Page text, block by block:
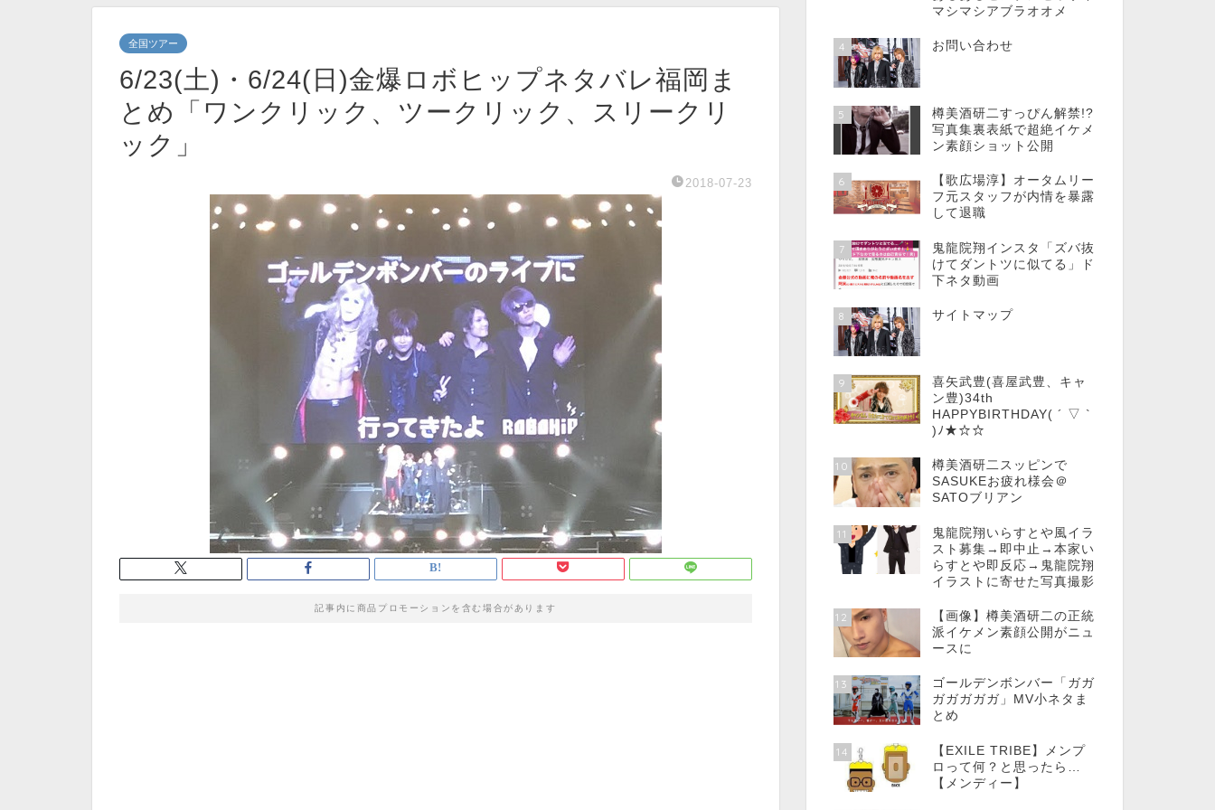
全国ツアー
6/23(土)・6/24(日)金爆ロボヒップネタバレ福岡ま
とめ「ワンクリック、ツークリック、スリークリ
ック」
2018-07-23
記事内に商品プロモーションを含む場合があります
マシマシアブラオオメ
4 お問い合わせ
5
樽美酒研二すっぴん解禁!?
写真集裏表紙で超絶イケメ
ン素顔ショット公開
6
【歌広場淳】オータムリー
フ元スタッフが内情を暴露
して退職
7
鬼龍院翔インスタ「ズバ抜
けてダントツに似てる」ド
下ネタ動画
8 サイトマップ
9
喜矢武豊(喜屋武豊、キャ
ン豊)34th
HAPPYBIRTHDAY( ´ ▽ `
)ﾉ★☆☆
10
樽美酒研二スッピンで
SASUKEお疲れ様会＠
SATOブリアン
11
鬼龍院翔いらすとや風イラ
スト募集→即中止→本家い
らすとや即反応→鬼龍院翔
イラストに寄せた写真撮影
12
【画像】樽美酒研二の正統
派イケメン素顔公開がニュ
ースに
13
ゴールデンボンバー「ガガ
ガガガガガ」MV小ネタま
とめ
14
【EXILE TRIBE】メンプ
ロって何？と思ったら…
【メンディー】